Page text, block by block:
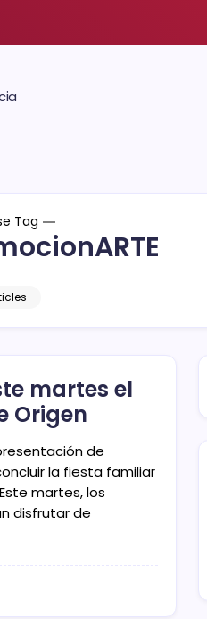
Tag
martes el
Origen
de
la fiesta familiar
martes, los
disfrutar de